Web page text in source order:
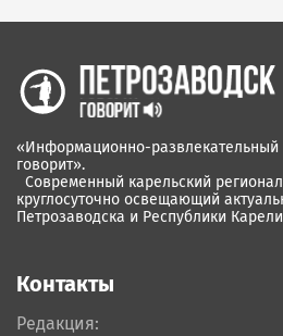
«Информационно-развлекательный
говорит».
Современный карельский
круглосуточно освещающий
Петрозаводска и Республики
Контакты
Редакция: